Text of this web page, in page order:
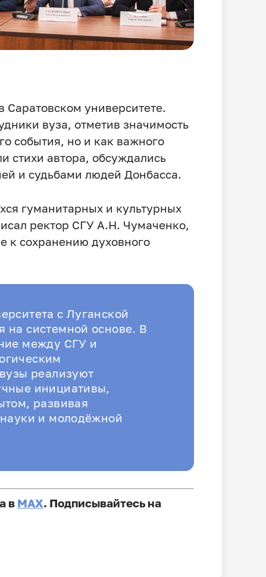
Саратовском университете.
вуза, отметив значимость
события, но и как важного
стихи автора, обсуждались
и судьбами людей Донбасса.
гуманитарных и культурных
ректор СГУ А.Н. Чумаченко,
к сохранению духовного
с Луганской
на системной основе. В
между СГУ и
реализуют
инициативы,
развивая
и молодёжной
в MAX. Подписывайтесь на